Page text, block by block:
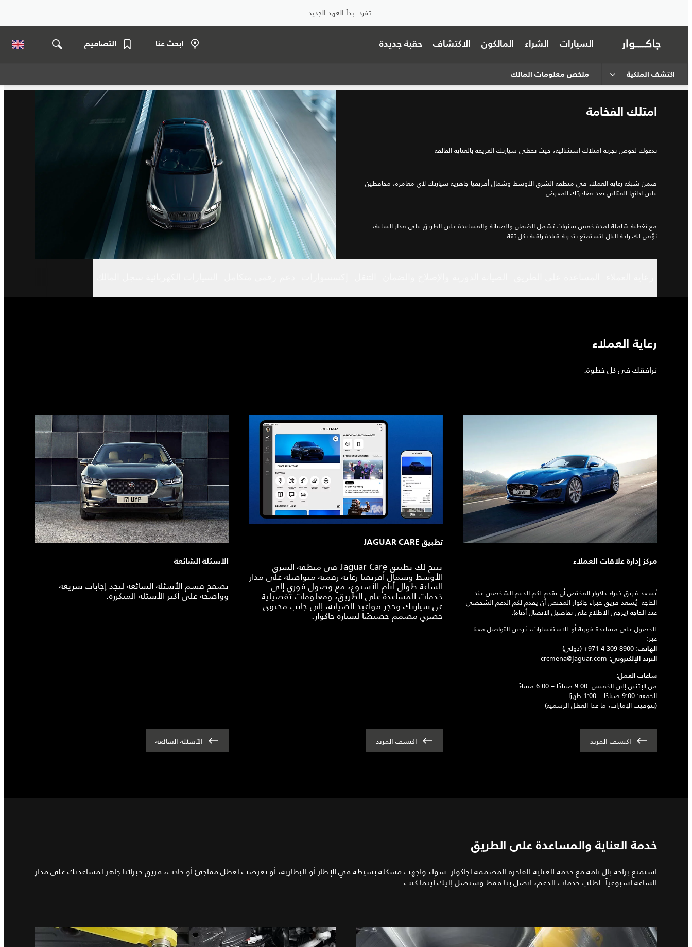
تفرد. بدأ العهد الجديد
السيارات الشراء المالكون الاكتشاف حقبة جديدة ابحث عنا التصاميم
اكتشف الملكية ملخص معلومات المالك
امتلك الفخامة
ندعوك لخوض تجربة امتلاك استثنائية، حيث تحظى سيارتك العريقة بالعناية الفائقة
ضمن شبكة رعاية العملاء في منطقة الشرق الأوسط وشمال أفريقيا جاهزية سيارتك لأي مغامرة، محافظين
على أدائها المثالي بعد مغادرتك المعرض.
مع تغطية شاملة لمدة خمس سنوات تشمل الضمان والصيانة والمساعدة على الطريق على مدار الساعة،
نؤمن لك راحة البال لتستمتع بتجربة قيادة راقية بكل ثقة.
رعاية العملاء
نرافقك في كل خطوة.
مركز إدارة علاقات العملاء
يُسعد فريق خبراء جاكوار المختص أن يقدم لكم الدعم الشخصي عند
الحاجة يُسعد فريق خبراء جاكوار المختص أن يقدم لكم الدعم الشخصي
عند الحاجة (يرجى الاطلاع على تفاصيل الاتصال أدناه).
للحصول على مساعدة فورية أو للاستفسارات، يُرجى التواصل معنا
عبر:
الهاتف:
+971 4 309 8900(دولي)
البريد الإلكتروني:
crcmena@jaguar.com
ساعات العمل:
من الإثنين إلى الخميس: 9:00 صباحًا – 6:00 مساءً
الجمعة: 9:00 صباحًا – 1:00 ظهرًا
(بتوقيت الإمارات، ما عدا العطل الرسمية)
اكتشف المزيد
تطبيق JAGUAR CARE
يتيح لك تطبيق Jaguar Care في منطقة الشرق
الأوسط وشمال أفريقيا رعاية رقمية متواصلة على مدار
الساعة طوال أيام الأسبوع، مع وصول فوري إلى
خدمات المساعدة على الطريق، ومعلومات تفصيلية
عن سيارتك وحجز مواعيد الصيانة، إلى جانب محتوى
حصري مصمم خصيصًا لسيارة جاكوار.
اكتشف المزيد
الأسئلة الشائعة
تصفح قسم الأسئلة الشائعة لتجد إجابات سريعة
وواضحة على أكثر الأسئلة المتكررة.
الأسئلة الشائعة
خدمة العناية والمساعدة على الطريق
استمتع براحة بال تامة مع خدمة العناية الفاخرة المصممة لجاكوار. سواء واجهت مشكلة بسيطة في الإطار أو البطارية، أو تعرضت لعطل مفاجئ أو حادث، فريق خبرائنا جاهز لمساعدتك على مدار
الساعة أسبوعياً. لطلب خدمات الدعم، اتصل بنا فقط وسنصل إليك أينما كنت.